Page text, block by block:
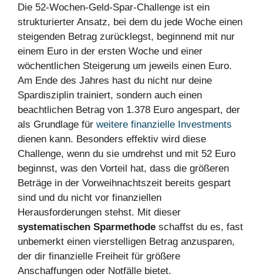
Die 52-Wochen-Geld-Spar-Challenge ist ein
strukturierter Ansatz, bei dem du jede Woche einen
steigenden Betrag zurücklegst, beginnend mit nur
einem Euro in der ersten Woche und einer
wöchentlichen Steigerung um jeweils einen Euro.
Am Ende des Jahres hast du nicht nur deine
Spardisziplin trainiert, sondern auch einen
beachtlichen Betrag von 1.378 Euro angespart, der
als Grundlage für weitere finanzielle Investments
dienen kann. Besonders effektiv wird diese
Challenge, wenn du sie umdrehst und mit 52 Euro
beginnst, was den Vorteil hat, dass die größeren
Beträge in der Vorweihnachtszeit bereits gespart
sind und du nicht vor finanziellen
Herausforderungen stehst. Mit dieser
systematischen Sparmethode schaffst du es, fast
unbemerkt einen vierstelligen Betrag anzusparen,
der dir finanzielle Freiheit für größere
Anschaffungen oder Notfälle bietet.